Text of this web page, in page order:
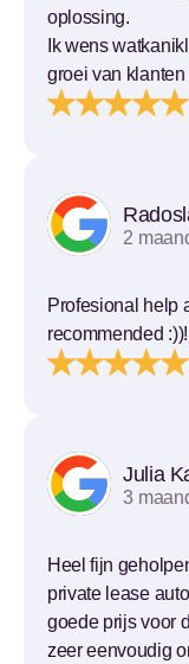
oplossing.
Ik wens
groei van
2
Profesional help
recommended
Julia
3
Heel fijn
private lease
goede prijs voor
zeer eenvoudig